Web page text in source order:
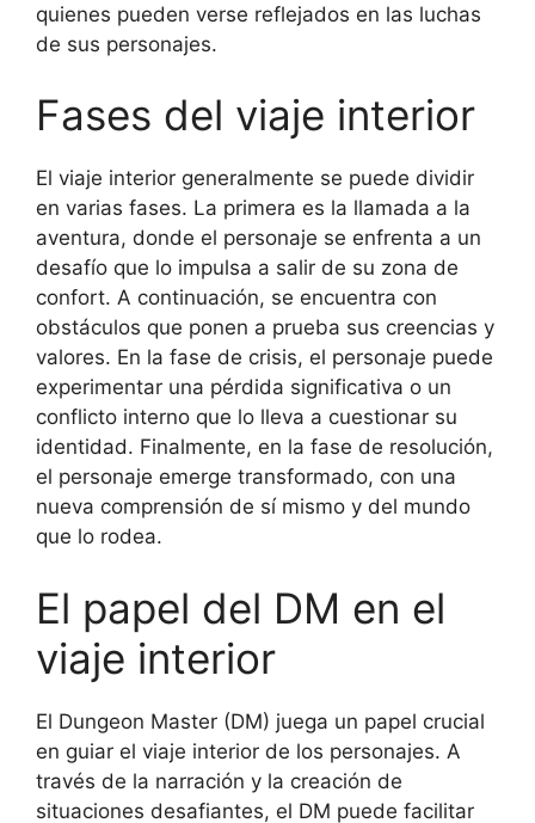
quienes pueden verse reflejados en las luchas
de sus personajes.
Fases del viaje interior
El viaje interior generalmente se puede dividir
en varias fases. La primera es la llamada a la
aventura, donde el personaje se enfrenta a un
desafío que lo impulsa a salir de su zona de
confort. A continuación, se encuentra con
obstáculos que ponen a prueba sus creencias y
valores. En la fase de crisis, el personaje puede
experimentar una pérdida significativa o un
conflicto interno que lo lleva a cuestionar su
identidad. Finalmente, en la fase de resolución,
el personaje emerge transformado, con una
nueva comprensión de sí mismo y del mundo
que lo rodea.
El papel del DM en el
viaje interior
El Dungeon Master (DM) juega un papel crucial
en guiar el viaje interior de los personajes. A
través de la narración y la creación de
situaciones desafiantes, el DM puede facilitar